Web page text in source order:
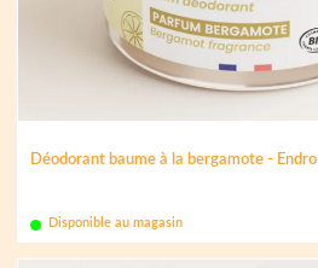
Déodorant baume à la bergamote - Endro
Disponible au magasin